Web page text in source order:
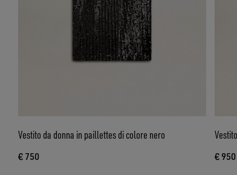
Vestito da donna in paillettes di colore nero
€ 750 € 950